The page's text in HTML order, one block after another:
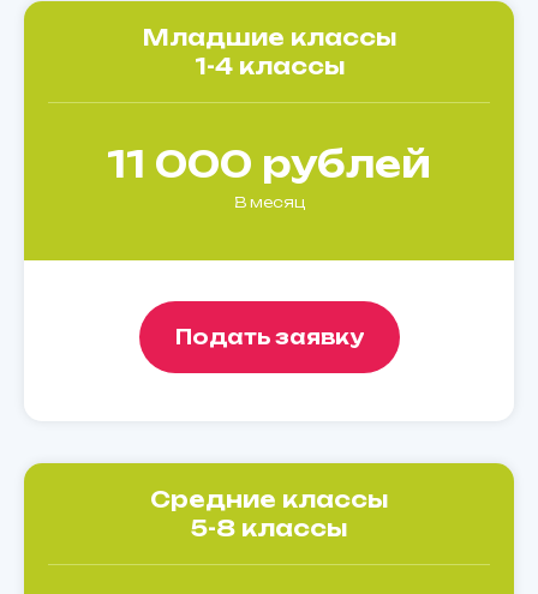
Младшие классы
1-4 классы
11 000 рублей
В месяц
Подать заявку
Средние классы
5-8 классы